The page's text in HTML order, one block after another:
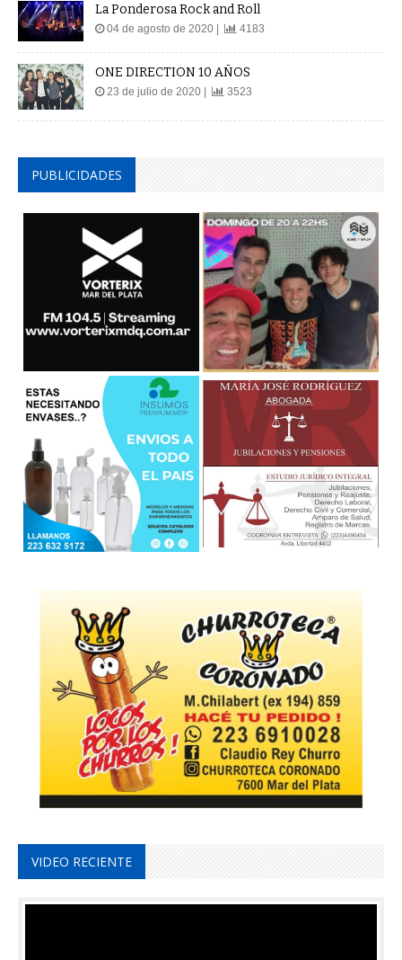
La Ponderosa Rock and Roll
04 de agosto de 2020 | 4183
ONE DIRECTION 10 AÑOS
23 de julio de 2020 | 3523
PUBLICIDADES
VIDEO RECIENTE